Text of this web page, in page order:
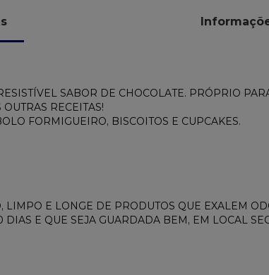
SABOR DE CHOCOLATE. PRÓPRIO
RECEITAS!
FORMIGUEIRO, BISCOITOS E CUPCAKES.
LIMPO E LONGE DE PRODUTOS QUE EXALEM
E QUE SEJA GUARDADA BEM, EM LOCAL